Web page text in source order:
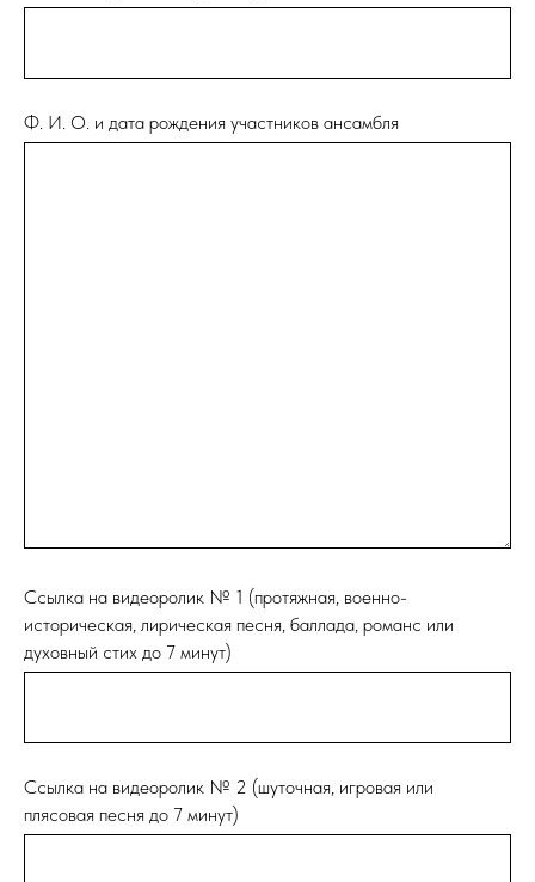
Ф. И. О. и дата рождения участников ансамбля
Ссылка на видеоролик № 1 (протяжная, военно-
историческая, лирическая песня, баллада, романс или
духовный стих до 7 минут)
Ссылка на видеоролик № 2 (шуточная, игровая или
плясовая песня до 7 минут)